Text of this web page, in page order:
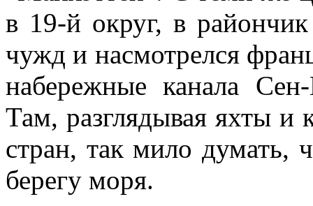
в 19-й округ, в
чужд и насмотрелся
набережные канала
Там, разглядывая яхты и
стран, так мило думать,
берегу моря.